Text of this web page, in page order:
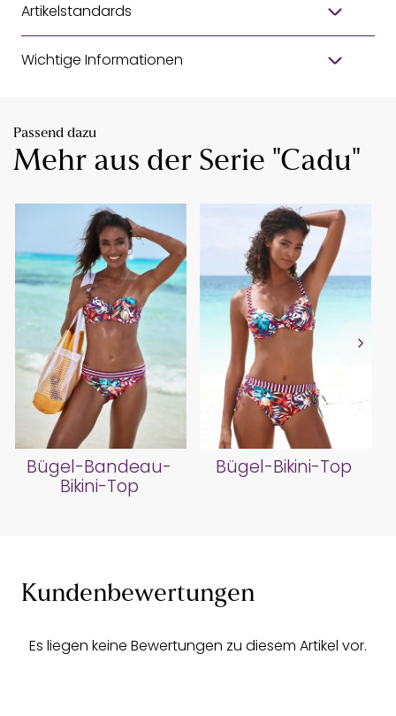
Artikelstandards
Wichtige Informationen
Passend dazu
Mehr aus der Serie "Cadu"
Bügel-Bandeau-
Bikini-Top
Bügel-Bikini-Top
Kundenbewertungen
Es liegen keine Bewertungen zu diesem Artikel vor.